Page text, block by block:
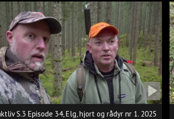
S.3 Episode 34, Elg, hjort og rådyr nr 1. 2025